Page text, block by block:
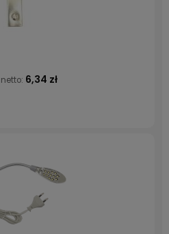
6,34 zł